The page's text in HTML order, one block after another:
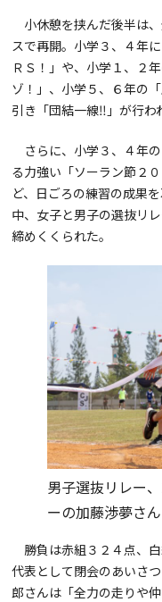
小休憩を挟んだ後半は
スで再開。小学３、４年
ＲＳ！」や、小学１、２
ゾ！」、小学５、６年の
引き「団結一線‼」が行わ
さらに、小学３、４年
る力強い「ソーラン節２
ど、日ごろの練習の成果
中、女子と男子の選抜リ
締めくくられた。
男子選抜リレー
ーの加藤渉夢さん
勝負は赤組３２４点、
代表として閉会のあいさ
郎さんは「全力の走りや